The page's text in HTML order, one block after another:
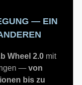
— EIN
Wheel 2.0 mit
— von
bis zu